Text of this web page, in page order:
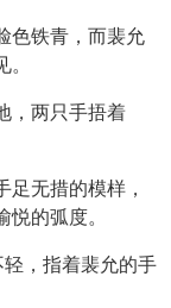
色铁青，而裴允
，两只手捂着
无措的模样，
的弧度。
轻，指着裴允的手